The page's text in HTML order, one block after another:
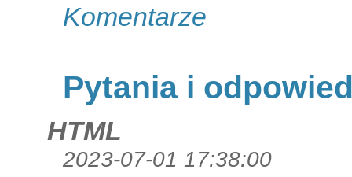
Komentarze
Pytania i
HTML
2023-07-01 17:38:00